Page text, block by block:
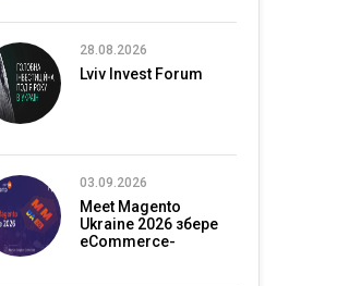
28.08.2026
Lviv Invest Forum
03.09.2026
Meet Magento
Ukraine 2026 збере
eCommerce-